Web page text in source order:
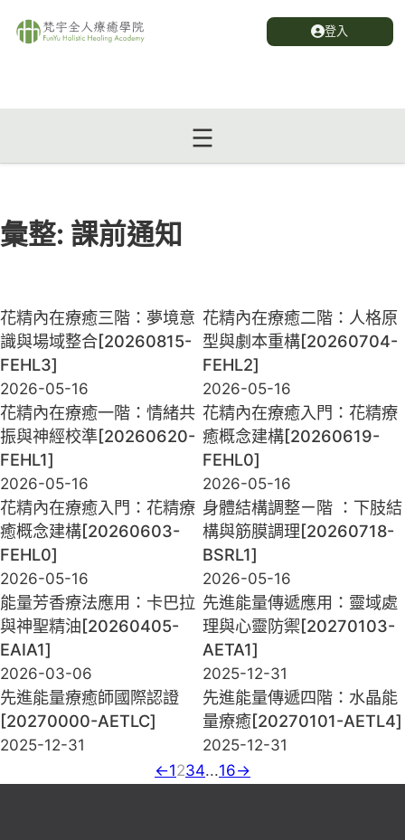
登入
彙整: 課前通知
花精內在療癒三階：夢境意
識與場域整合[20260815-
FEHL3]
2026-05-16
花精內在療癒二階：人格原
型與劇本重構[20260704-
FEHL2]
2026-05-16
花精內在療癒一階：情緒共
振與神經校準[20260620-
FEHL1]
2026-05-16
花精內在療癒入門：花精療
癒概念建構[20260619-
FEHL0]
2026-05-16
花精內在療癒入門：花精療
癒概念建構[20260603-
FEHL0]
2026-05-16
身體結構調整ㄧ階 ：下肢結
構與筋膜調理[20260718-
BSRL1]
2026-05-16
能量芳香療法應用：卡巴拉
與神聖精油[20260405-
EAIA1]
2026-03-06
先進能量傳遞應用：靈域處
理與心靈防禦[20270103-
AETA1]
2025-12-31
先進能量療癒師國際認證
[20270000-AETLC]
2025-12-31
先進能量傳遞四階：水晶能
量療癒[20270101-AETL4]
2025-12-31
←1234...16→